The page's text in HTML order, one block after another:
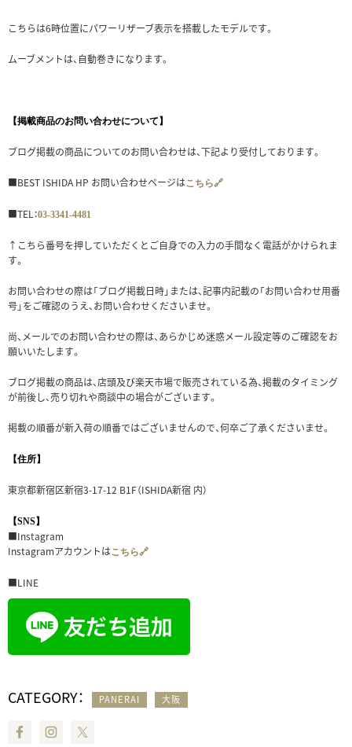
こちらは6時位置にパワーリザーブ表示を搭載したモデルです。
ムーブメントは、自動巻きになります。
【掲載商品のお問い合わせについて】
ブログ掲載の商品についてのお問い合わせは、下記より受付しております。
■BEST ISHIDA HP お問い合わせページはこちら🔗
■TEL：03-3341-4481
↑こちら番号を押していただくとご自身での入力の手間なく電話がかけられま
す。
お問い合わせの際は「ブログ掲載日時」または、記事内記載の「お問い合わせ用番
号」をご確認のうえ、お問い合わせくださいませ。
尚、メールでのお問い合わせの際は、あらかじめ迷惑メール設定等のご確認をお
願いいたします。
ブログ掲載の商品は、店頭及び楽天市場で販売されている為、掲載のタイミング
が前後し、売り切れや商談中の場合がございます。
掲載の順番が新入荷の順番ではございませんので、何卒ご了承くださいませ。
【住所】
東京都新宿区新宿3-17-12 B1F（ISHIDA新宿 内）
【SNS】
■Instagram
Instagramアカウントはこちら🔗
■LINE
CATEGORY： PANERAI 大阪
FacebookInstagram